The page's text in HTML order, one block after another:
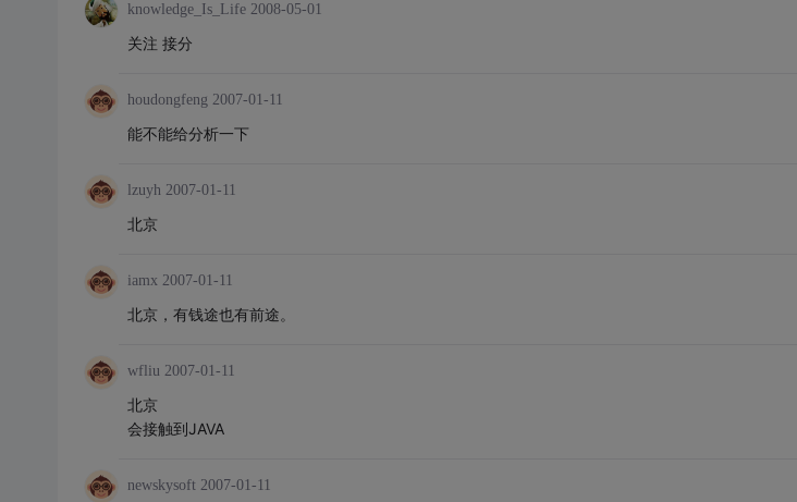
knowledge_Is_Life 2008-05-01
关注 接分
houdongfeng 2007-01-11
能不能给分析一下
lzuyh 2007-01-11
北京
iamx 2007-01-11
北京，有钱途也有前途。
wfliu 2007-01-11
北京
会接触到JAVA
newskysoft 2007-01-11